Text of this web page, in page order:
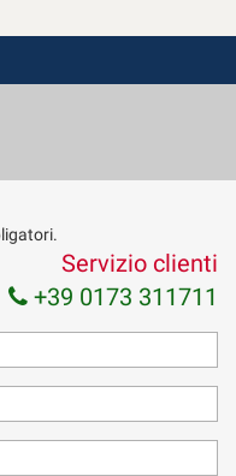
Servizio clienti
+39 0173 311711